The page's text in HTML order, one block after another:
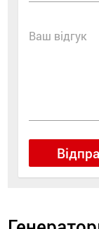
Ваш відгук